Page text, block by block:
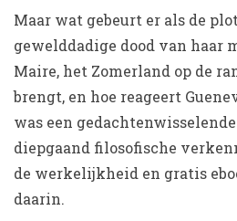
Maar wat gebeurt er als de
gewelddadige dood van haar
Maire, het Zomerland op de
brengt, en hoe reageert
was een
diepgaand filosofische
de werkelijkheid en gratis
daarin.